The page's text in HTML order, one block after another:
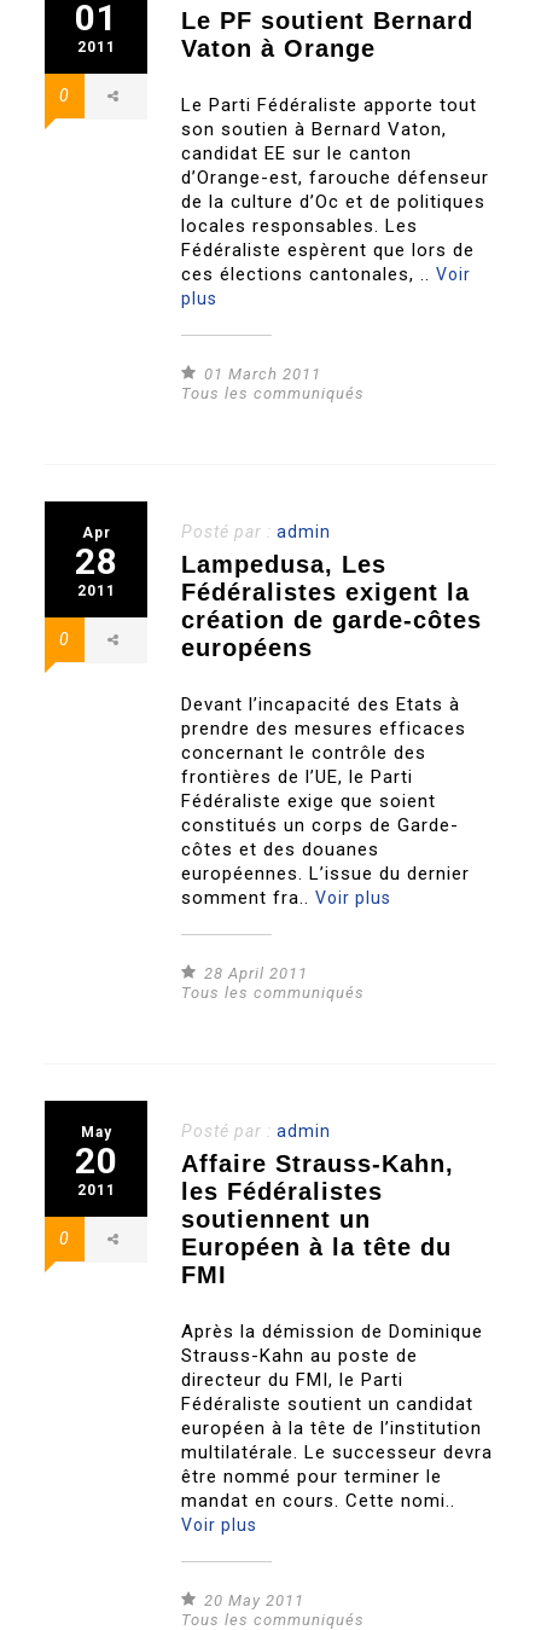
01
2011
0
Le PF soutient Bernard
Vaton à Orange
Le Parti Fédéraliste apporte tout
son soutien à Bernard Vaton,
candidat EE sur le canton
d’Orange-est, farouche défenseur
de la culture d’Oc et de politiques
locales responsables. Les
Fédéraliste espèrent que lors de
ces élections cantonales, ..Voir
plus
01 March 2011
Tous les communiqués
Apr
28
2011
0
Posté par :admin
Lampedusa, Les
Fédéralistes exigent la
création de garde-côtes
européens
Devant l’incapacité des Etats à
prendre des mesures efficaces
concernant le contrôle des
frontières de l’UE, le Parti
Fédéraliste exige que soient
constitués un corps de Garde-
côtes et des douanes
européennes. L’issue du dernier
somment fra..Voir plus
28 April 2011
Tous les communiqués
May
20
2011
0
Posté par :admin
Affaire Strauss-Kahn,
les Fédéralistes
soutiennent un
Européen à la tête du
FMI
Après la démission de Dominique
Strauss-Kahn au poste de
directeur du FMI, le Parti
Fédéraliste soutient un candidat
européen à la tête de l’institution
multilatérale. Le successeur devra
être nommé pour terminer le
mandat en cours. Cette nomi..
Voir plus
20 May 2011
Tous les communiqués